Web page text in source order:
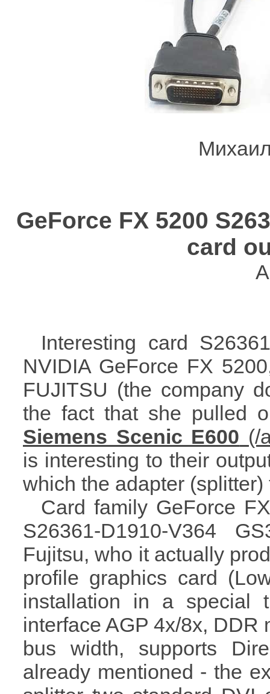
GeForce FX 5200
card
Interesting card
NVIDIA GeForce FX
FUJITSU (the company
the fact that she pulled
Siemens Scenic E600
is interesting to their
which the adapter
Card family GeForce
S26361-D1910-V364
Fujitsu, who it actually
profile graphics card
installation in a special
interface AGP 4x/8x, DDR
bus width, supports
already mentioned - the